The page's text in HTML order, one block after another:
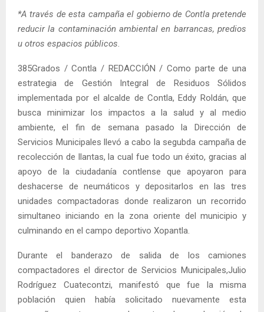
*A través de esta campaña el gobierno de Contla pretende
reducir la contaminación ambiental en barrancas, predios
u otros espacios públicos
385Grados / Contla / REDACCIÓN / Como parte de una
estrategia de Gestión Integral de Residuos Sólidos
implementada por el alcalde de Contla, Eddy Roldán, que
busca minimizar los impactos a la salud y al medio
ambiente, el fin de semana pasado la Dirección de
Servicios Municipales llevó a cabo la segubda campaña de
recolección de llantas, la cual fue todo un éxito, gracias al
apoyo de la ciudadanía contlense que apoyaron para
deshacerse de neumáticos y depositarlos en las tres
unidades compactadoras donde realizaron un recorrido
simultaneo iniciando en la zona oriente del municipio y
culminando en el campo deportivo Xopantla.
Durante el banderazo de salida de los camiones
compactadores el director de Servicios Municipales,Julio
Rodríguez Cuatecontzi, manifestó que fue la misma
población quien había solicitado nuevamente esta